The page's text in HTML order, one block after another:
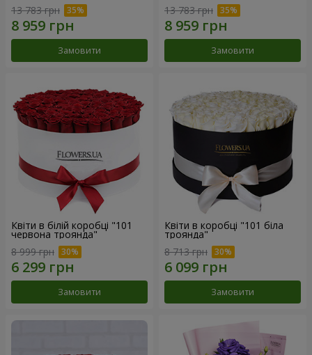
13 783 грн
Замовити
13 783 грн
Замовити
Квіти в білій коробці "101
червона троянда"
8 999 грн
Замовити
Квіти в коробці "101 біла
троянда"
8 713 грн
Замовити